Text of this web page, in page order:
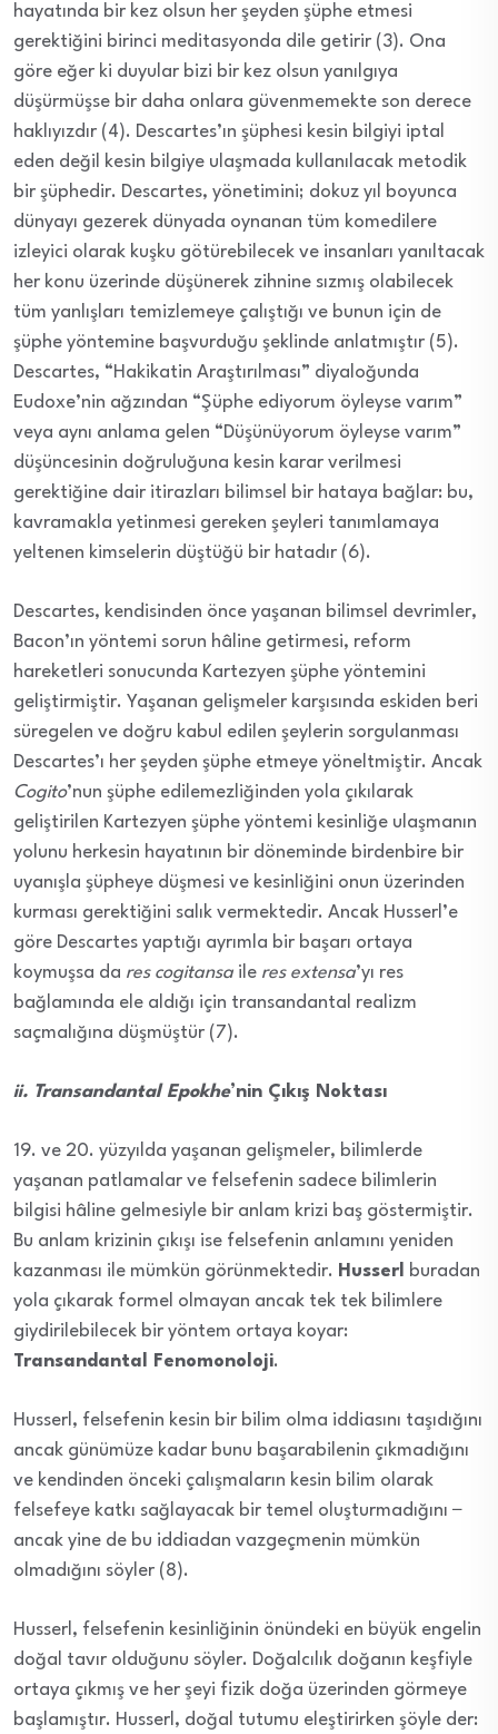
hayatında bir kez olsun her şeyden şüphe etmesi
gerektiğini birinci meditasyonda dile getirir (3). Ona
göre eğer ki duyular bizi bir kez olsun yanılgıya
düşürmüşse bir daha onlara güvenmemekte son derece
haklıyızdır (4). Descartes’ın şüphesi kesin bilgiyi iptal
eden değil kesin bilgiye ulaşmada kullanılacak metodik
bir şüphedir. Descartes, yönetimini; dokuz yıl boyunca
dünyayı gezerek dünyada oynanan tüm komedilere
izleyici olarak kuşku götürebilecek ve insanları yanıltacak
her konu üzerinde düşünerek zihnine sızmış olabilecek
tüm yanlışları temizlemeye çalıştığı ve bunun için de
şüphe yöntemine başvurduğu şeklinde anlatmıştır (5).
Descartes, “Hakikatin Araştırılması” diyaloğunda
Eudoxe’nin ağzından “Şüphe ediyorum öyleyse varım”
veya aynı anlama gelen “Düşünüyorum öyleyse varım”
düşüncesinin doğruluğuna kesin karar verilmesi
gerektiğine dair itirazları bilimsel bir hataya bağlar: bu,
kavramakla yetinmesi gereken şeyleri tanımlamaya
yeltenen kimselerin düştüğü bir hatadır (6).
Descartes, kendisinden önce yaşanan bilimsel devrimler,
Bacon’ın yöntemi sorun hâline getirmesi, reform
hareketleri sonucunda Kartezyen şüphe yöntemini
geliştirmiştir. Yaşanan gelişmeler karşısında eskiden beri
süregelen ve doğru kabul edilen şeylerin sorgulanması
Descartes’ı her şeyden şüphe etmeye yöneltmiştir. Ancak
Cogito’nun şüphe edilemezliğinden yola çıkılarak
geliştirilen Kartezyen şüphe yöntemi kesinliğe ulaşmanın
yolunu herkesin hayatının bir döneminde birdenbire bir
uyanışla şüpheye düşmesi ve kesinliğini onun üzerinden
kurması gerektiğini salık vermektedir. Ancak Husserl’e
göre Descartes yaptığı ayrımla bir başarı ortaya
koymuşsa da res cogitansa ile res extensa’yı res
bağlamında ele aldığı için transandantal realizm
saçmalığına düşmüştür (7).
ii. Transandantal Epokhe’nin Çıkış Noktası
19. ve 20. yüzyılda yaşanan gelişmeler, bilimlerde
yaşanan patlamalar ve felsefenin sadece bilimlerin
bilgisi hâline gelmesiyle bir anlam krizi baş göstermiştir.
Bu anlam krizinin çıkışı ise felsefenin anlamını yeniden
kazanması ile mümkün görünmektedir. Husserl buradan
yola çıkarak formel olmayan ancak tek tek bilimlere
giydirilebilecek bir yöntem ortaya koyar:
Transandantal Fenomonoloji.
Husserl, felsefenin kesin bir bilim olma iddiasını taşıdığını
ancak günümüze kadar bunu başarabilenin çıkmadığını
ve kendinden önceki çalışmaların kesin bilim olarak
felsefeye katkı sağlayacak bir temel oluşturmadığını −
ancak yine de bu iddiadan vazgeçmenin mümkün
olmadığını söyler (8).
Husserl, felsefenin kesinliğinin önündeki en büyük engelin
doğal tavır olduğunu söyler. Doğalcılık doğanın keşfiyle
ortaya çıkmış ve her şeyi fizik doğa üzerinden görmeye
başlamıştır. Husserl, doğal tutumu eleştirirken şöyle der: